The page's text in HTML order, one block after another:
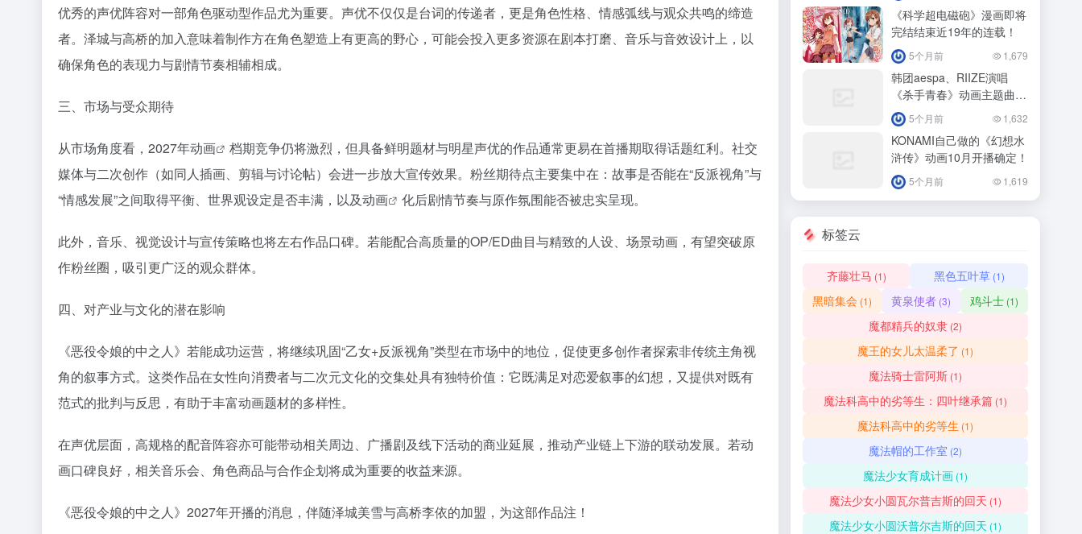
优秀的声优阵容对一部角色驱动型作品尤为重要。声优不仅仅是台词的传递者，更是角色性格、情感弧线与观众共鸣的缔造
者。泽城与高桥的加入意味着制作方在角色塑造上有更高的野心，可能会投入更多资源在剧本打磨、音乐与音效设计上，以
确保角色的表现力与剧情节奏相辅相成。
三、市场与受众期待
从市场角度看，2027年动画
档期竞争仍将激烈，但具备鲜明题材与明星声优的作品通常更易在首播期取得话题红利。社交
媒体与二次创作（如同人插画、剪辑与讨论帖）会进一步放大宣传效果。粉丝期待点主要集中在：故事是否能在“反派视角”与
“情感发展”之间取得平衡、世界观设定是否丰满，以及动画 化后剧情节奏与原作氛围能否被忠实呈现。
此外，音乐、视觉设计与宣传策略也将左右作品口碑。若能配合高质量的OP/ED曲目与精致的人设、场景动画，有望突破原
作粉丝圈，吸引更广泛的观众群体。
四、对产业与文化的潜在影响
《恶役令娘的中之人》若能成功运营，将继续巩固“乙女+反派视角”类型在市场中的地位，促使更多创作者探索非传统主角视
角的叙事方式。这类作品在女性向消费者与二次元文化的交集处具有独特价值：它既满足对恋爱叙事的幻想，又提供对既有
范式的批判与反思，有助于丰富动画题材的多样性。
在声优层面，高规格的配音阵容亦可能带动相关周边、广播剧及线下活动的商业延展，推动产业链上下游的联动发展。若动
画口碑良好，相关音乐会、角色商品与合作企划将成为重要的收益来源。
《恶役令娘的中之人》2027年开播的消息，伴随泽城美雪与高桥李依的加盟，为这部作品注！
《科学超电磁砲》漫画即将
完结结束近19年的连载！
5个月前 1,679
韩团aespa、RIIZE演唱
《杀手青春》动画主题曲
4/11正式播出！
5个月前 1,632
KONAMI自己做的《幻想水
浒传》动画10月开播确定！
5个月前 1,619
标签云
齐藤壮马 (1) 黑色五叶草(1)
黑暗集会 (1) 黄泉使者 (3) 鸡斗士 (1)
魔都精兵的奴隶 (2)
魔王的女儿太温柔了 (1)
魔法骑士雷阿斯 (1)
魔法科高中的劣等生：四叶继承篇 (1)
魔法科高中的劣等生 (1)
魔法帽的工作室 (2)
魔法少女育成计画 (1)
魔法少女小圆瓦尔普吉斯的回天 (1)
魔法少女小圆沃普尔吉斯的回天 (1)